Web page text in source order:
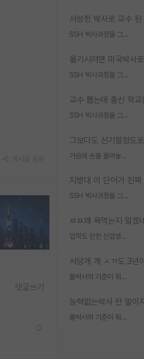
SSH 박사과정을 그만두고 지방대 박사로 옮기면 교수의 꿈은 끝일까요?
SSH 박사과정을 그만두고 지방대 박사로 옮기면 교수의 꿈은 끝일까요?
SSH 박사과정을 그만두고 지방대 박사로 옮기면 교수의 꿈은 끝일까요?
가슴에 손을 올려놓고 싫어하는 사람 불공정하게 리뷰
SSH 박사과정을 그만두고 지방대 박사로 옮기면 교수의 꿈은 끝일까요?
ㅉㅉ왜 욕먹는지 알겠네
입학도 안한 신입생이 원래 관심을 받나요
물박사의 기준이 뭐임?
물박사의 기준이 뭐임?
댓글쓰기